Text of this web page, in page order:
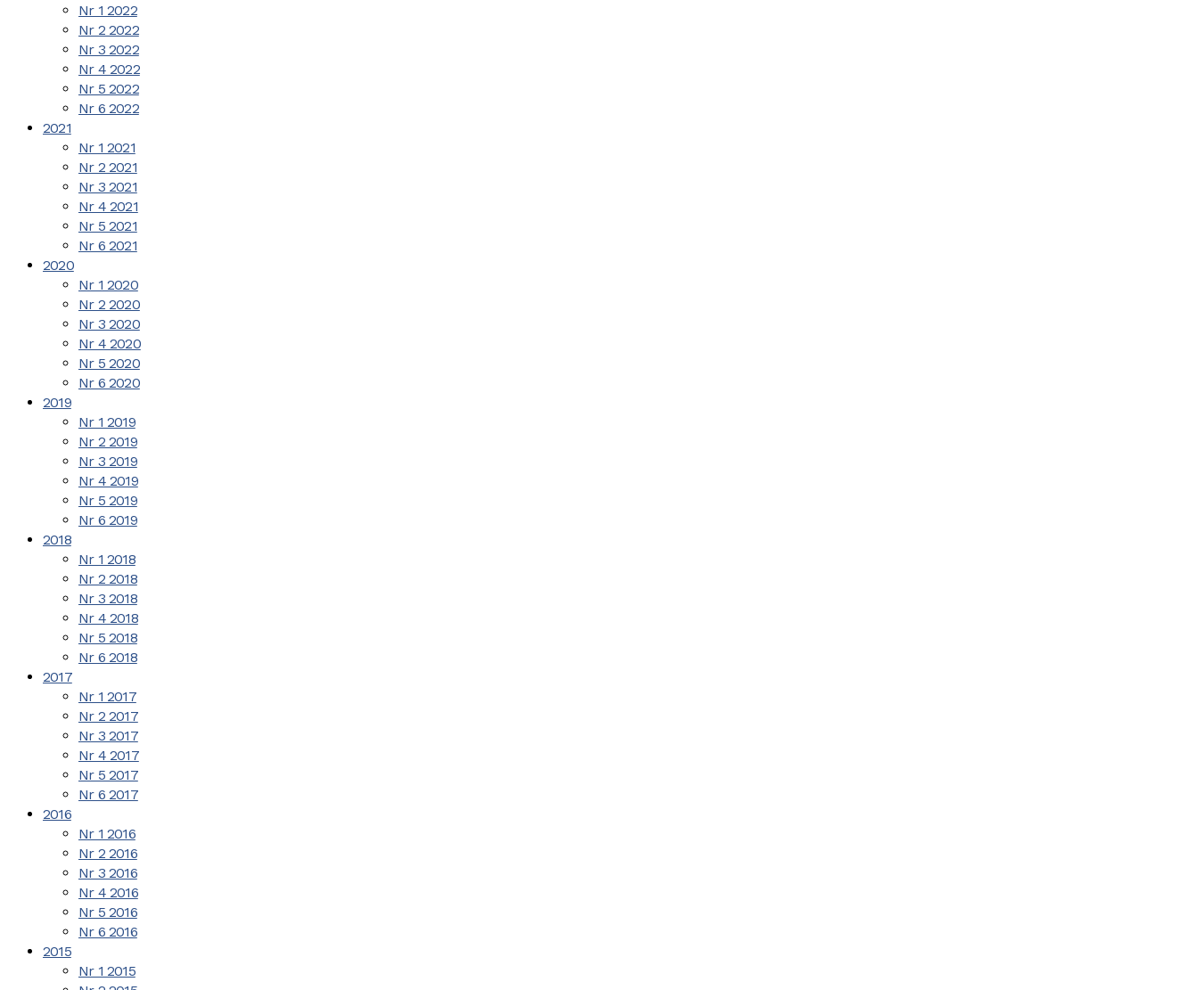
Nr 1 2022
Nr 2 2022
Nr 3 2022
Nr 4 2022
Nr 5 2022
Nr 6 2022
2021
Nr 1 2021
Nr 2 2021
Nr 3 2021
Nr 4 2021
Nr 5 2021
Nr 6 2021
2020
Nr 1 2020
Nr 2 2020
Nr 3 2020
Nr 4 2020
Nr 5 2020
Nr 6 2020
2019
Nr 1 2019
Nr 2 2019
Nr 3 2019
Nr 4 2019
Nr 5 2019
Nr 6 2019
2018
Nr 1 2018
Nr 2 2018
Nr 3 2018
Nr 4 2018
Nr 5 2018
Nr 6 2018
2017
Nr 1 2017
Nr 2 2017
Nr 3 2017
Nr 4 2017
Nr 5 2017
Nr 6 2017
2016
Nr 1 2016
Nr 2 2016
Nr 3 2016
Nr 4 2016
Nr 5 2016
Nr 6 2016
2015
Nr 1 2015